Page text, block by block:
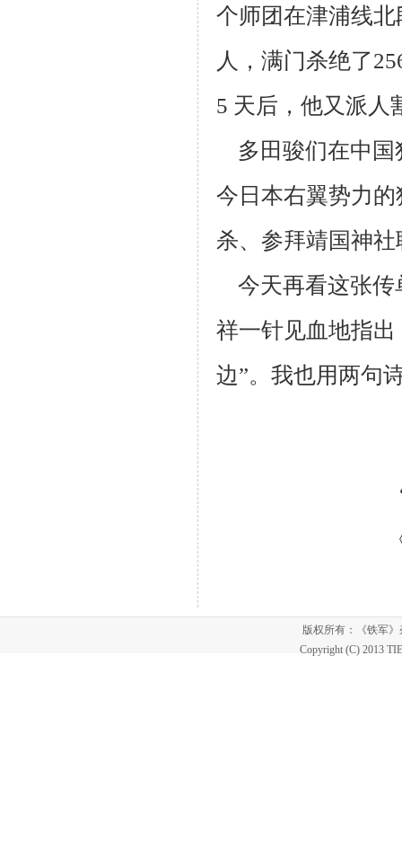
个师团在津浦线
人，满门杀绝了
5 天后，他又派人
多田骏们在中国
今日本右翼势力
杀、参拜靖国神社
今天再看这张传
祥一针见血地指
边”。我也用两句
版权所有：《铁军
Copyright (C) 2013